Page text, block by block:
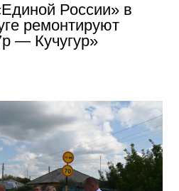
России» в
ремонтируют
— Кучугур»